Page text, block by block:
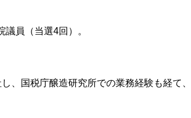
員（当選4回）。
、国税庁醸造研究所での業務経験も経て